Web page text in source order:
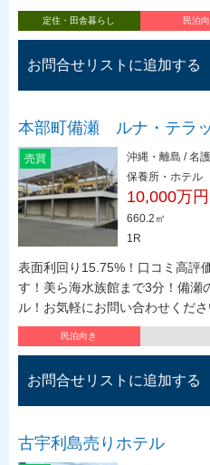
定住・田舎暮らし 民泊
お問合せリストに追加する
本部町備瀬 ルナ・テラ
売買
沖縄・離島 / 名
保養所・ホテル
10,000万円
660.2㎡
1R
表面利回り15.75%！口コミ高評
す！美ら海水族館まで3分！備瀬
ル！お気軽にお問い合わせくださ
民泊向き
お問合せリストに追加する
古宇利島売りホテル